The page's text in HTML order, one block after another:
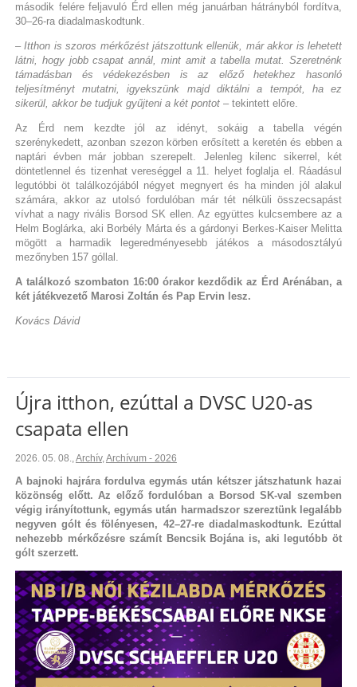
második felére feljavuló Érd ellen még januárban hátrányból fordítva,
30–26-ra diadalmaskodtunk.
– Itthon is szoros mérkőzést játszottunk ellenük, már akkor is lehetett
látni, hogy jobb csapat annál, mint amit a tabella mutat. Szeretnénk
támadásban és védekezésben is az előző hetekhez hasonló
teljesítményt mutatni, igyekszünk majd diktálni a tempót, ha ez
sikerül, akkor be tudjuk gyűjteni a két pontot– tekintett előre.
Az Érd nem kezdte jól az idényt, sokáig a tabella végén
szerénykedett, azonban szezon körben erősített a keretén és ebben a
naptári évben már jobban szerepelt. Jelenleg kilenc sikerrel, két
döntetlennel és tizenhat vereséggel a 11. helyet foglalja el. Ráadásul
legutóbbi öt találkozójából négyet megnyert és ha minden jól alakul
számára, akkor az utolsó fordulóban már tét nélküli összecsapást
vívhat a nagy rivális Borsod SK ellen. Az együttes kulcsembere az a
Helm Boglárka, aki Borbély Márta és a gárdonyi Berkes-Kaiser Melitta
mögött a harmadik legeredményesebb játékos a másodosztályú
mezőnyben 157 góllal.
A találkozó szombaton 16:00 órakor kezdődik az Érd Arénában, a
két játékvezető Marosi Zoltán és Pap Ervin lesz.
Kovács Dávid
Újra itthon, ezúttal a DVSC U20-as
csapata ellen
2026. 05. 08.,Archív,Archívum - 2026
A bajnoki hajrára fordulva egymás után kétszer játszhatunk hazai
közönség előtt. Az előző fordulóban a Borsod SK-val szemben
végig irányítottunk, egymás után harmadszor szereztünk legalább
negyven gólt és fölényesen, 42–27-re diadalmaskodtunk. Ezúttal
nehezebb mérkőzésre számít Bencsik Bojána is, aki legutóbb öt
gólt szerzett.